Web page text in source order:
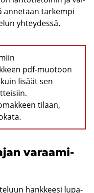
an­ne­taan tar­kem­pi
yh­tey­des­sä.
pdf-muotoon
lisäät sen
tilaan,
va­raa­mi­
hank­kee­si lu­pa­